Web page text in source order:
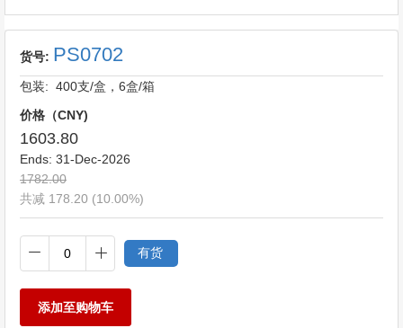
货号: PS0702
包装: 400支/盒，6盒/箱
价格（CNY)
1603.80
Ends: 31-Dec-2026
1782.00
共减 178.20 (10.00%)
有货
添加至购物车